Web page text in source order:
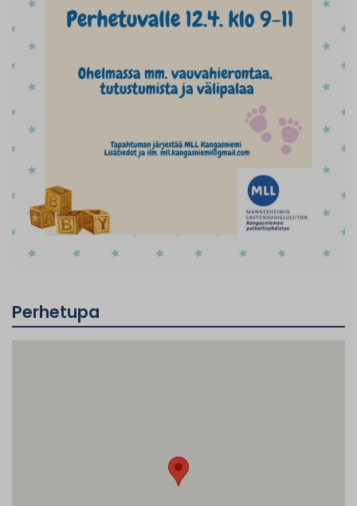
Perhetupa